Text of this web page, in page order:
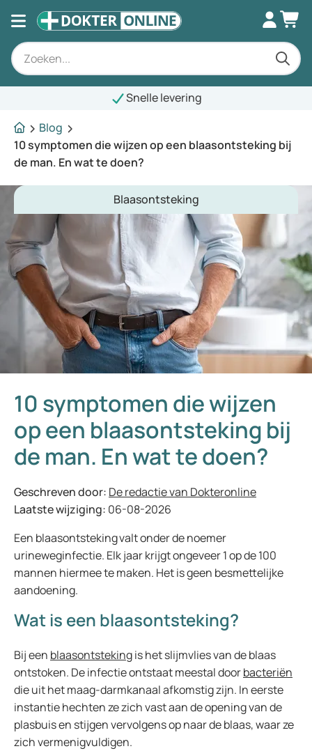
Snelle levering
Blog
10 symptomen die wijzen op een blaasontsteking bij
de man. En wat te doen?
Blaasontsteking
10 symptomen die wijzen
op een blaasontsteking bij
de man. En wat te doen?
Geschreven door: De redactie van Dokteronline
Laatste wijziging: 06-08-2026
Een blaasontsteking valt onder de noemer
urineweginfectie. Elk jaar krijgt ongeveer 1 op de 100
mannen hiermee te maken. Het is geen besmettelijke
aandoening.
Wat is een blaasontsteking?
Bij een blaasontstekingis het slijmvlies van de blaas
ontstoken. De infectie ontstaat meestal doorbacteriën
die uit het maag-darmkanaal afkomstig zijn. In eerste
instantie hechten ze zich vast aan de opening van de
plasbuis en stijgen vervolgens op naar de blaas, waar ze
zich vermenigvuldigen.